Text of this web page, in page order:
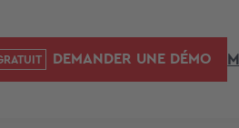
DEMANDER UNE DÉMO